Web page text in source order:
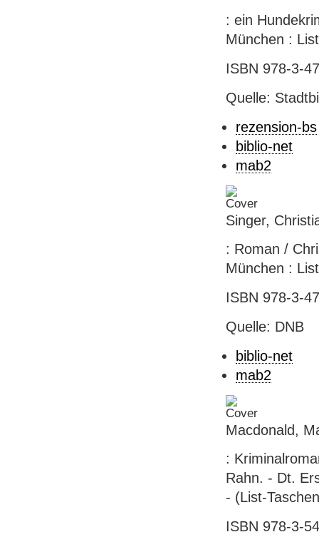
: ein
München :
ISBN 978-3-
Quelle:
rezension-bs
biblio-net
mab2
Singer,
: Roman /
München :
ISBN 978-3-
Quelle: DNB
biblio-net
mab2
Macdonald,
:
Rahn. - Dt.
- (List-
ISBN 978-3-